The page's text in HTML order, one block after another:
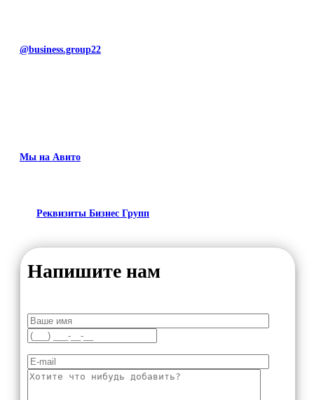
@business.group22
Мы на Авито
Реквизиты Бизнес Групп
Напишите нам